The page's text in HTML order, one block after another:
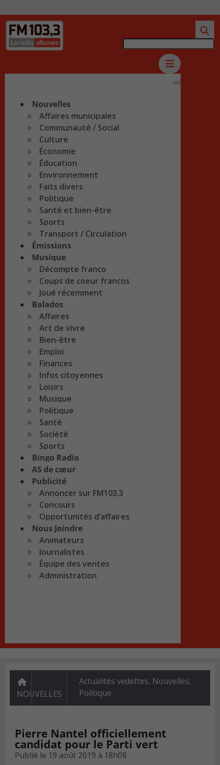
Nouvelles
Affaires municipales
Communauté / Social
Culture
Économie
Éducation
Environnement
Faits divers
Politique
Santé et bien-être
Sports
Transport / Circulation
Émissions
Musique
Décompte franco
Coups de coeur francos
Joué récemment
Balados
Affaires
Art de vivre
Bien-être
Emploi
Finances
Infos citoyennes
Loisirs
Musique
Politique
Santé
Société
Sports
Bingo Radio
AS de cœur
Publicité
Annoncer sur FM103,3
Concours
Opportunités d’affaires
Nous Joindre
Animateurs
Journalistes
Équipe des ventes
Administration
NOUVELLES
Actualités vedettes, Nouvelles,
Politique
Pierre Nantel officiellement
candidat pour le Parti vert
Publié le 19 août 2019 à 18h08